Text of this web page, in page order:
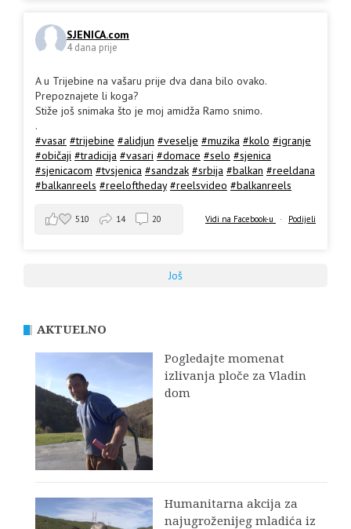
SJENICA.com
4 dana prije
A u Trijebine na vašaru prije dva dana bilo ovako.
Prepoznajete li koga?
Stiže još snimaka što je moj amidža Ramo snimo.
.
#vasar #trijebine #alidjun #veselje #muzika #kolo #igranje
#običaji #tradicija #vasari #domace #selo #sjenica
#sjenicacom #tvsjenica #sandzak #srbija #balkan #reeldana
#balkanreels #reeloftheday #reelsvideo #balkanreels
Vidi na Facebook-u · Podijeli
510 14 20
Još
AKTUELNO
Pogledajte momenat
izlivanja ploče za Vladin
dom
Humanitarna akcija za
najugroženijeg mladića iz